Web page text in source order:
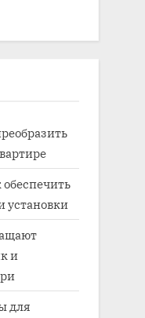
установки
и
для